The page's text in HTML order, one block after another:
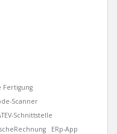
Fertigung
Scanner
Schnittstelle
ERp-App